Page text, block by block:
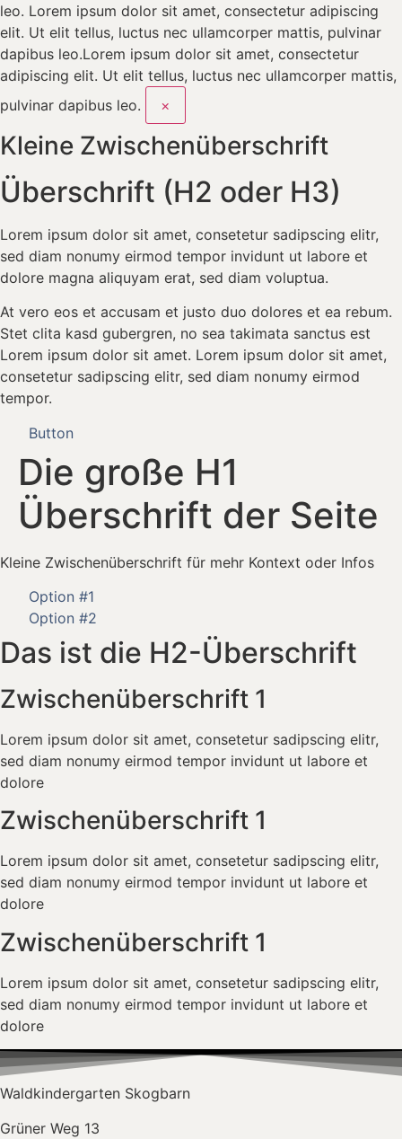
leo. Lorem ipsum dolor sit amet, consectetur adipiscing
elit. Ut elit tellus, luctus nec ullamcorper mattis, pulvinar
dapibus leo.Lorem ipsum dolor sit amet, consectetur
adipiscing elit. Ut elit tellus, luctus nec ullamcorper mattis,
pulvinar dapibus leo.
×
Kleine Zwischenüberschrift
Überschrift (H2 oder H3)
Lorem ipsum dolor sit amet, consetetur sadipscing elitr,
sed diam nonumy eirmod tempor invidunt ut labore et
dolore magna aliquyam erat, sed diam voluptua.
At vero eos et accusam et justo duo dolores et ea rebum.
Stet clita kasd gubergren, no sea takimata sanctus est
Lorem ipsum dolor sit amet. Lorem ipsum dolor sit amet,
consetetur sadipscing elitr, sed diam nonumy eirmod
tempor.
Button
Die große H1
Überschrift der Seite
Kleine Zwischenüberschrift für mehr Kontext oder Infos
Option #1
Option #2
Das ist die H2-Überschrift
Zwischenüberschrift 1
Lorem ipsum dolor sit amet, consetetur sadipscing elitr,
sed diam nonumy eirmod tempor invidunt ut labore et
dolore
Zwischenüberschrift 1
Lorem ipsum dolor sit amet, consetetur sadipscing elitr,
sed diam nonumy eirmod tempor invidunt ut labore et
dolore
Zwischenüberschrift 1
Lorem ipsum dolor sit amet, consetetur sadipscing elitr,
sed diam nonumy eirmod tempor invidunt ut labore et
dolore
Waldkindergarten Skogbarn
Grüner Weg 13